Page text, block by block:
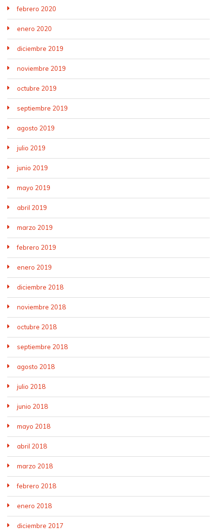
febrero 2020
enero 2020
diciembre 2019
noviembre 2019
octubre 2019
septiembre 2019
agosto 2019
julio 2019
junio 2019
mayo 2019
abril 2019
marzo 2019
febrero 2019
enero 2019
diciembre 2018
noviembre 2018
octubre 2018
septiembre 2018
agosto 2018
julio 2018
junio 2018
mayo 2018
abril 2018
marzo 2018
febrero 2018
enero 2018
diciembre 2017